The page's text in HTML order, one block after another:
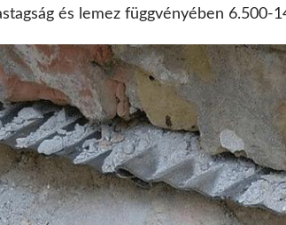
és lemez függvényében 6.500-